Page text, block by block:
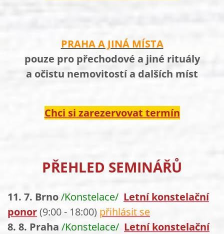
PRAHA A JINÁ MÍSTA
pouze pro přechodové a jiné rituály
a očistu nemovitostí a dalších míst
Chci si zarezervovat termín
PŘEHLED SEMINÁŘŮ
11. 7. Brno/Konstelace/ Letní konstelační
ponor(9:00 - 18:00) přihlásit se
8. 8. Praha /Konstelace/ Letní konstelační